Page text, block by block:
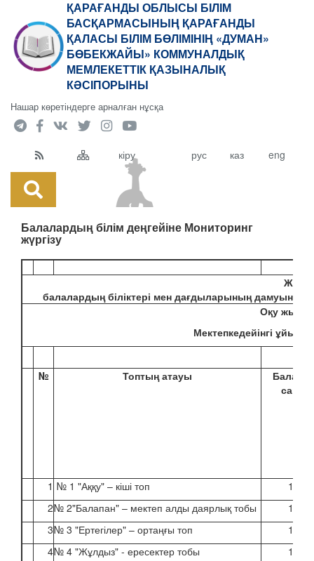
ҚАРАҒАНДЫ ОБЛЫСЫ БІЛІМ
БАСҚАРМАСЫНЫҢ ҚАРАҒАНДЫ
ҚАЛАСЫ БІЛІМ БӨЛІМІНІҢ «ДУМАН»
БӨБЕКЖАЙЫ» КОММУНАЛДЫҚ
МЕМЛЕКЕТТІК ҚАЗЫНАЛЫҚ
КӘСІПОРЫНЫ
Нашар көретіндерге арналған нұсқа
кіру рус каз eng
Балалардың білім деңгейіне Мониторинг
жүргізу
балалардың біліктері мен дағдыларының дамуын
Оқу жылы
Мектепкедейінгі ұйым
№ Топтың атауы
саны
1 № 1 "Аққу" – кіші топ
13
2№ 2"Балапан" – мектеп алды даярлық тобы
16
3№ 3 "Ертегілер" – ортаңғы топ
15
4№ 4 "Жұлдыз" - ересектер тобы
15